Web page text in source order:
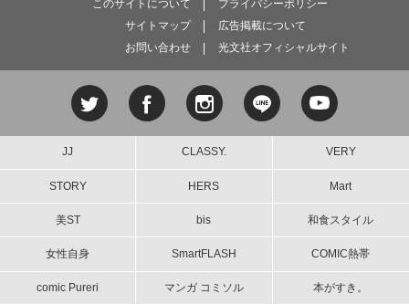
このサイトについて
プライバシーポリシー
サイトマップ
広告掲載について
お問い合わせ
光文社オフィシャルサイト
JJ CLASSY. VERY
STORY HERS Mart
美ST bis 和食スタイル
女性自身 SmartFLASH COMIC熱帯
comic Pureri マンガ コミソル 本がすき。